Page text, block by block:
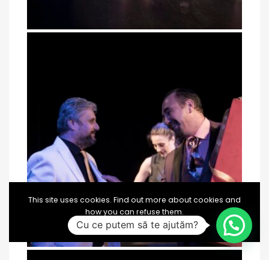
This site uses cookies. Find out more about cookies and
how you can refuse them.
I Accept